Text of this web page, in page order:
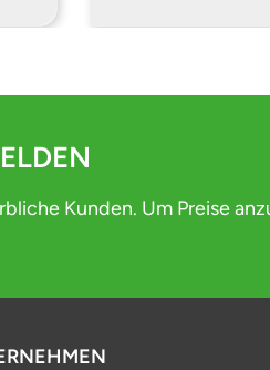
Kunden. Um Preise